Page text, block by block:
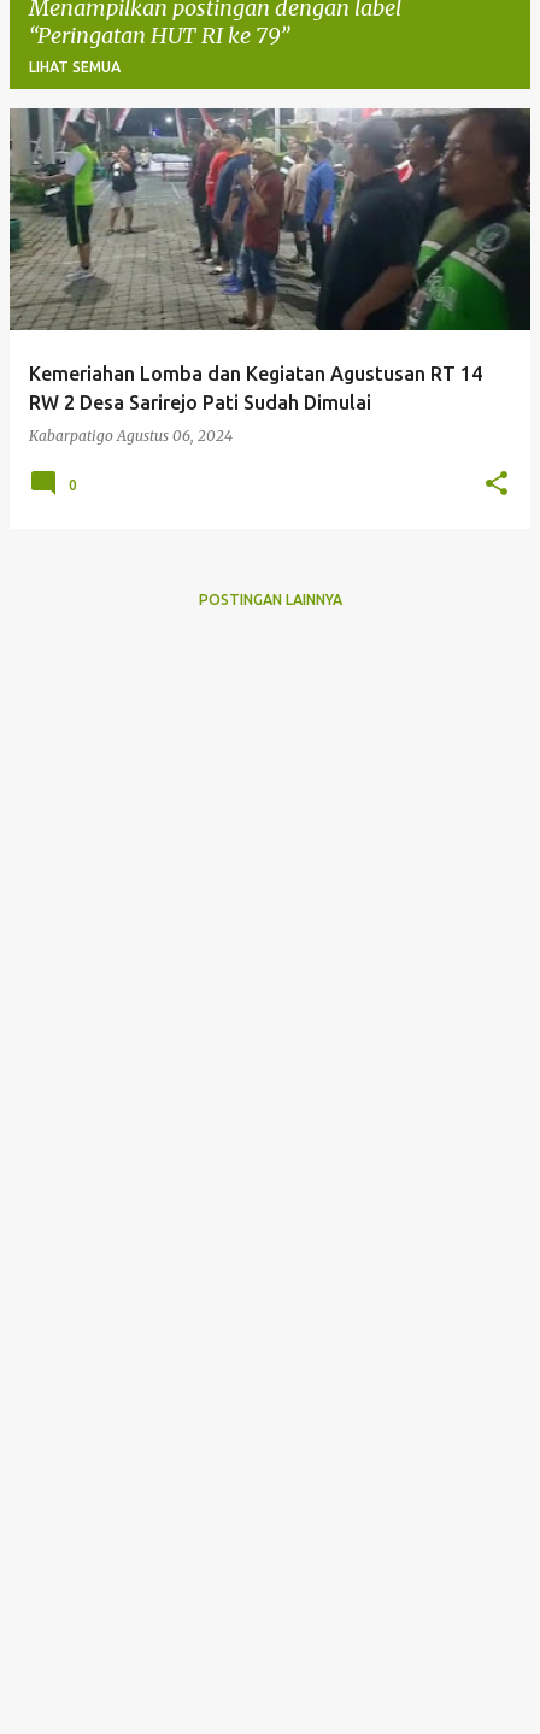
Menampilkan postingan dengan label
Peringatan HUT RI ke 79
LIHAT SEMUA
P
o
s
t
n
Kemeriahan Lomba dan Kegiatan Agustusan RT 14
RW 2 Desa Sarirejo Pati Sudah Dimulai
Kabarpatigo Agustus 06, 2024
0
POSTINGAN LAINNYA